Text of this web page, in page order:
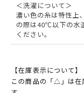
＜洗濯について＞
濃い色の糸は特性上
の際は40℃以下の水
ください。
【在庫表示について】
この商品の「△」は在